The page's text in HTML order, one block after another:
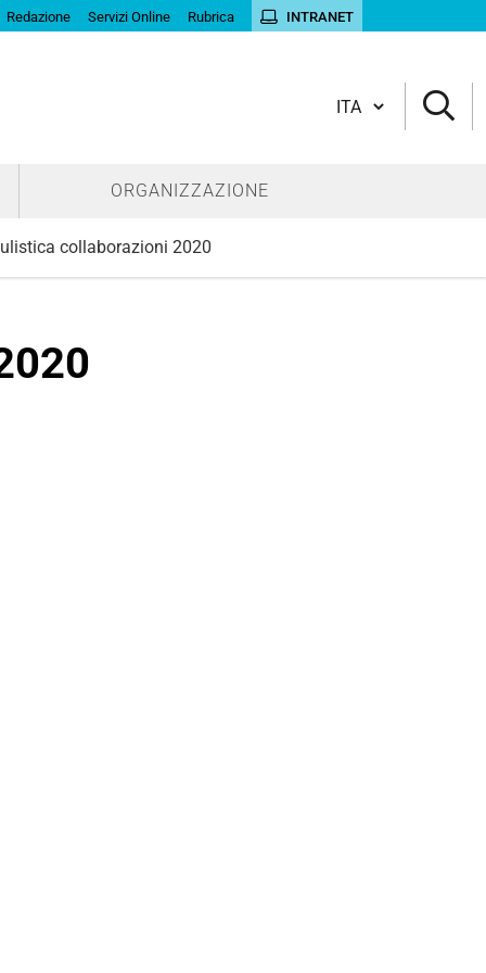
Redazione Servizi Online Rubrica INTRANET
Cambia lingua
ORGANIZZAZIONE
collaborazioni 2020